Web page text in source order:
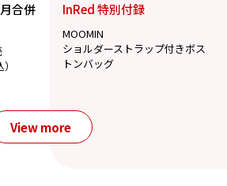
合併
InRed 特別付録
MOOMIN
ショルダーストラップ付きボス
トンバッグ
View more